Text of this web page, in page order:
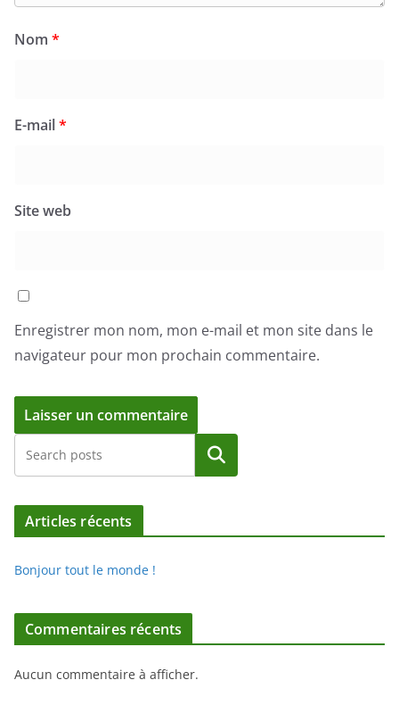
Nom *
E-mail*
Site web
Enregistrer mon nom, mon e-mail et mon site dans le
navigateur pour mon prochain commentaire.
Rechercher
Articles récents
Bonjour tout le monde !
Commentaires récents
Aucun commentaire à afficher.